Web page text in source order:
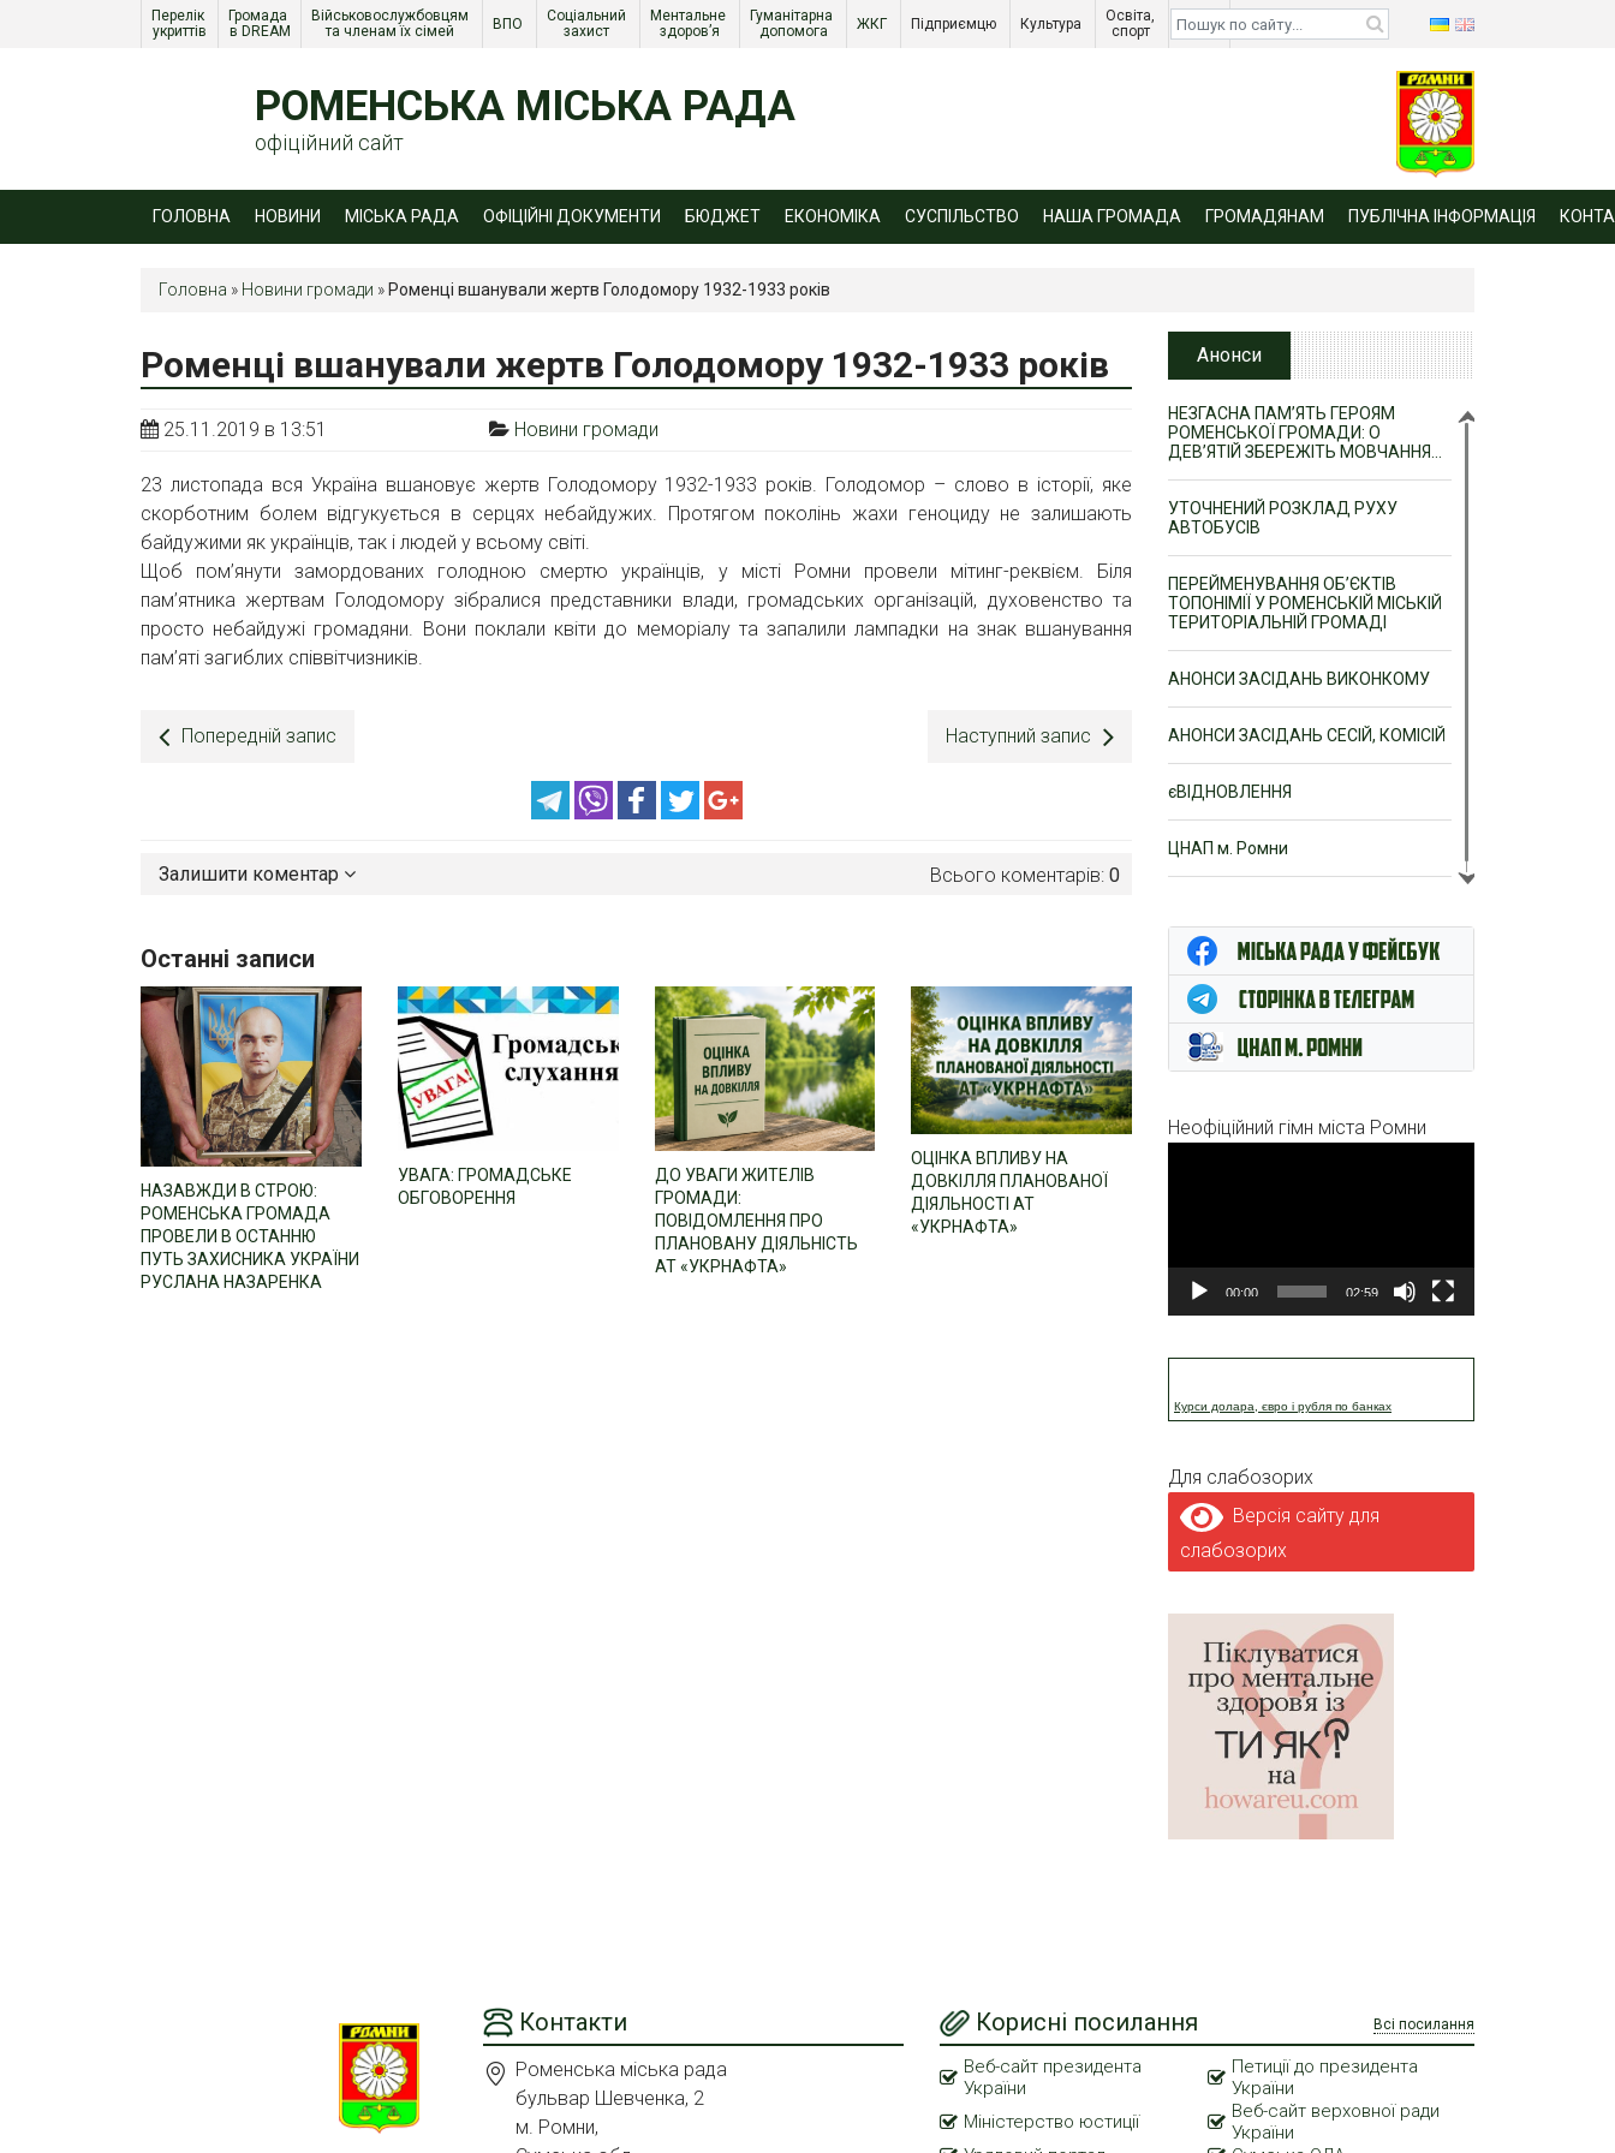
Перелік
укриттів
Громада
в DREAM
Військовослужбовцям
та членам їх сімей
ВПО
Соціальний
захист
Ментальне
здоров’я
Гуманітарна
допомога
ЖКГ Підприємцю Культура
Освіта,
спорт
Діти
війни
РОМЕНСЬКА МІСЬКА РАДА
офіційний сайт
ГОЛОВНА НОВИНИ МІСЬКА РАДА ОФІЦІЙНІ ДОКУМЕНТИ БЮДЖЕТ ЕКОНОМІКА СУСПІЛЬСТВО НАША ГРОМАДА ГРОМАДЯНАМ ПУБЛІЧНА ІНФОРМАЦІЯ
Головна » Новини громади » Роменці вшанували жертв Голодомору 1932-1933 років
Роменці вшанували жертв Голодомору 1932-1933 років
25.11.2019 в 13:51 Новини громади
23 листопада вся Україна вшановує жертв Голодомору 1932-1933 років. Голодомор – слово в історії, яке
скорботним болем відгукується в серцях небайдужих. Протягом поколінь жахи геноциду не залишають
байдужими як українців, так і людей у всьому світі.
Щоб пом’янути замордованих голодною смертю українців, у місті Ромни провели мітинг-реквієм. Біля
пам’ятника жертвам Голодомору зібралися представники влади, громадських організацій, духовенство та
просто небайдужі громадяни. Вони поклали квіти до меморіалу та запалили лампадки на знак вшанування
пам’яті загиблих співвітчизників.
Попередній запис Наступний запис
Всього коментарів: 0
Залишити коментар
Останні записи
НАЗАВЖДИ В СТРОЮ:
РОМЕНСЬКА ГРОМАДА
ПРОВЕЛИ В ОСТАННЮ
ПУТЬ ЗАХИСНИКА УКРАЇНИ
РУСЛАНА НАЗАРЕНКА
УВАГА: ГРОМАДСЬКЕ
ОБГОВОРЕННЯ
ДО УВАГИ ЖИТЕЛІВ
ГРОМАДИ:
ПОВІДОМЛЕННЯ ПРО
ПЛАНОВАНУ ДІЯЛЬНІСТЬ
АТ «УКРНАФТА»
ОЦІНКА ВПЛИВУ НА
ДОВКІЛЛЯ ПЛАНОВАНОЇ
ДІЯЛЬНОСТІ АТ
«УКРНАФТА»
Анонси
НЕЗГАСНА ПАМ’ЯТЬ ГЕРОЯМ
РОМЕНСЬКОЇ ГРОМАДИ: О
ДЕВ’ЯТІЙ ЗБЕРЕЖІТЬ МОВЧАННЯ…
УТОЧНЕНИЙ РОЗКЛАД РУХУ
АВТОБУСІВ
ПЕРЕЙМЕНУВАННЯ ОБ’ЄКТІВ
ТОПОНІМІЇ У РОМЕНСЬКІЙ МІСЬКІЙ
ТЕРИТОРІАЛЬНІЙ ГРОМАДІ
АНОНСИ ЗАСІДАНЬ ВИКОНКОМУ
АНОНСИ ЗАСІДАНЬ СЕСІЙ, КОМІСІЙ
єВІДНОВЛЕННЯ
ЦНАП м. Ромни
Неофіційний гімн міста Ромни
00:00 02:59
Курси долара, євро і рубля по банках
Для слабозорих
Версія сайту для
слабозорих
Контакти
Роменська міська рада
бульвар Шевченка, 2
м. Ромни,
Корисні посилання Всі посилання
Веб-сайт президента
України
Петиції до президента
України
Міністерство юстиції
Веб-сайт верховної ради
України